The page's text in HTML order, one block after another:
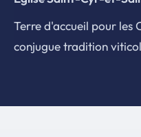
Terre d'accueil pour les
conjugue tradition